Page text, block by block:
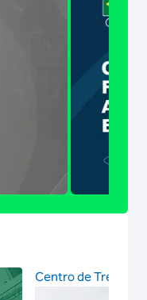
Centro de